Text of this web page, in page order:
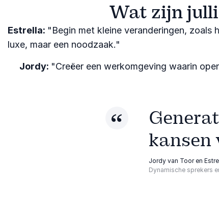
Wat zijn
Estrella: "Begin met kleine veranderingen, zoals
luxe, maar een noodzaak."​
Jordy: "Creëer een werkomgeving waarin
kansen
Jordy van Toor en
Dynamische sprekers